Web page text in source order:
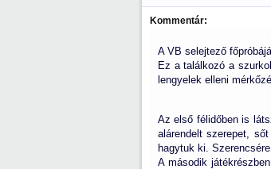
Kommentár:
A VB selejtező
Ez a találkozó a
lengyelek elleni
Az első félidőben is
alárendelt szerepet,
hagytuk ki.
A második